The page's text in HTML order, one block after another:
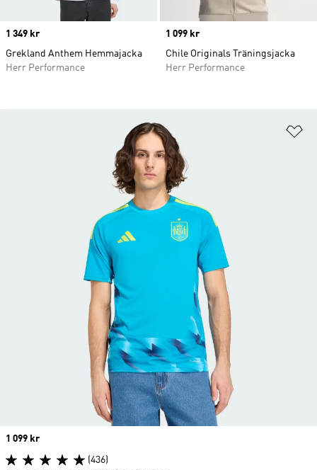
Price
1 349 kr
Grekland Anthem Hemmajacka
Herr Performance
Price
1 099 kr
Chile Originals Träningsjacka
Herr Performance
Price
1 099 kr
(436)